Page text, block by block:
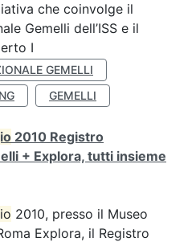
che coinvolge il
Gemelli dell’ISS e il
I
GEMELLI
GEMELLI
2010 Registro
+ Explora, tutti insieme
2010, presso il Museo
Explora, il Registro